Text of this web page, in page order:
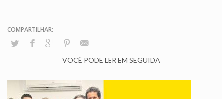
VOCÊ PODE LER EM SEGUIDA